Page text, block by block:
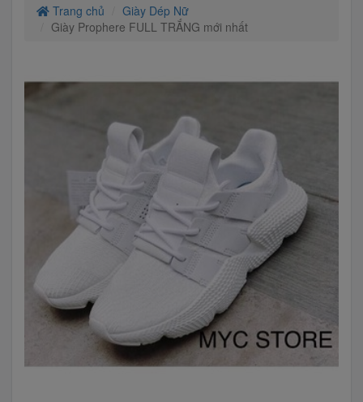
Trang chủ
Giày Dép Nữ
Giày Prophere FULL TRẮNG mới nhất